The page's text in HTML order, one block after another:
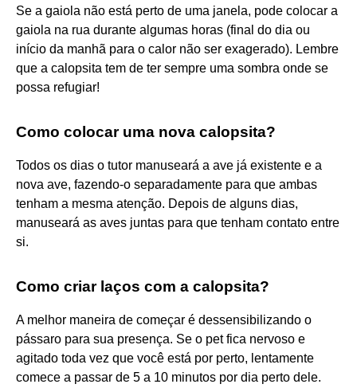
Se a gaiola não está perto de uma janela, pode colocar a
gaiola na rua durante algumas horas (final do dia ou
início da manhã para o calor não ser exagerado). Lembre
que a calopsita tem de ter sempre uma sombra onde se
possa refugiar!
Como colocar uma nova calopsita?
Todos os dias o tutor manuseará a ave já existente e a
nova ave, fazendo-o separadamente para que ambas
tenham a mesma atenção. Depois de alguns dias,
manuseará as aves juntas para que tenham contato entre
si.
Como criar laços com a calopsita?
A melhor maneira de começar é dessensibilizando o
pássaro para sua presença. Se o pet fica nervoso e
agitado toda vez que você está por perto, lentamente
comece a passar de 5 a 10 minutos por dia perto dele.